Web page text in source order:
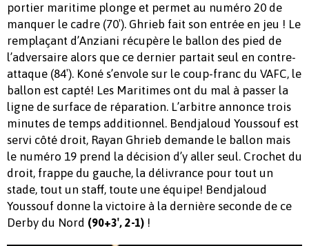
portier maritime plonge et permet au numéro 20 de
manquer le cadre (70′). Ghrieb fait son entrée en jeu ! Le
remplaçant d’Anziani récupère le ballon des pied de
l’adversaire alors que ce dernier partait seul en contre-
attaque (84′). Koné s’envole sur le coup-franc du VAFC, le
ballon est capté! Les Maritimes ont du mal à passer la
ligne de surface de réparation. L’arbitre annonce trois
minutes de temps additionnel. Bendjaloud Youssouf est
servi côté droit, Rayan Ghrieb demande le ballon mais
le numéro 19 prend la décision d’y aller seul. Crochet du
droit, frappe du gauche, la délivrance pour tout un
stade, tout un staff, toute une équipe! Bendjaloud
Youssouf donne la victoire à la dernière seconde de ce
Derby du Nord (90+3′, 2-1) !